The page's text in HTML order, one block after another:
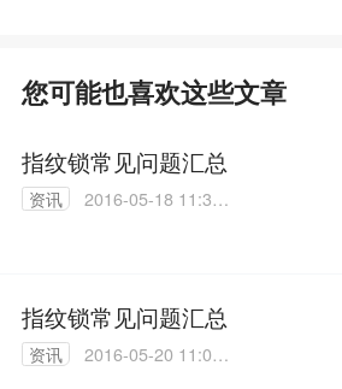
您可能也喜欢这些文章
指纹锁常见问题汇总
资讯
2016-05-18 11:39:
指纹锁常见问题汇总
资讯
2016-05-20 11:04: